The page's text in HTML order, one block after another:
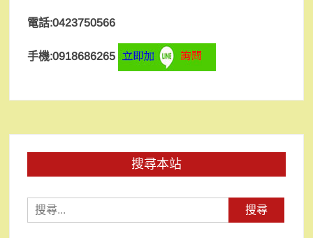
電話:0423750566
手機:0918686265
搜尋本站
尋